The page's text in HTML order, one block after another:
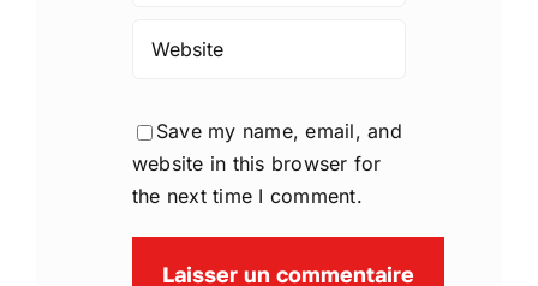
Save my name, email, and
website in this browser for
the next time I comment.